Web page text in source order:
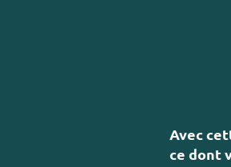
Avec
ce dont